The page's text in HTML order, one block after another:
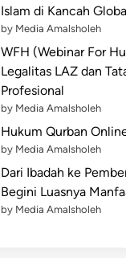
Islam di Kancah
by Media Amalsholeh
WFH (Webinar For
Legalitas LAZ dan
Profesional
by Media Amalsholeh
Hukum Qurban
by Media Amalsholeh
Dari Ibadah ke
Begini Luasnya
by Media Amalsholeh